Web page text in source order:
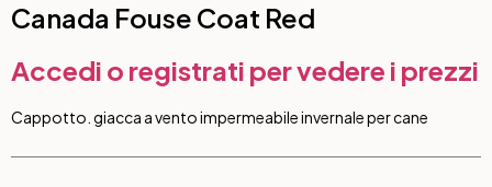
Canada Fouse Coat Red
Accedi o registrati per vedere i prezzi
Cappotto. giacca a vento impermeabile invernale per cane